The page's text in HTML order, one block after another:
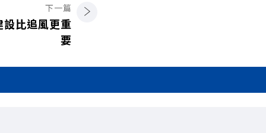
下一篇
比追風更重
要